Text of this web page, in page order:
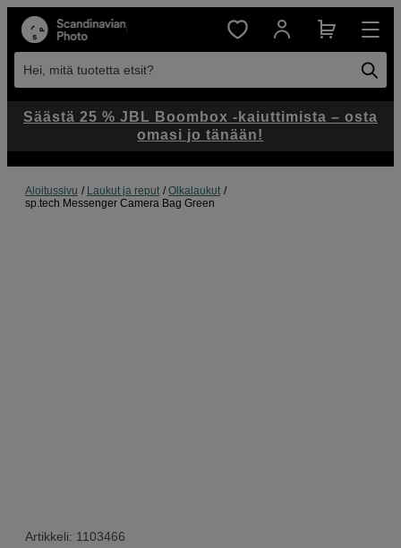
Hei, mitä tuotetta etsit?
Aloitussivu Laukut ja reput
Olkalaukut
sp.tech Messenger Camera Bag Green
Artikkeli: 1103466
Säästä 25 % JBL Boombox -kaiuttimista – osta
omasi jo tänään!